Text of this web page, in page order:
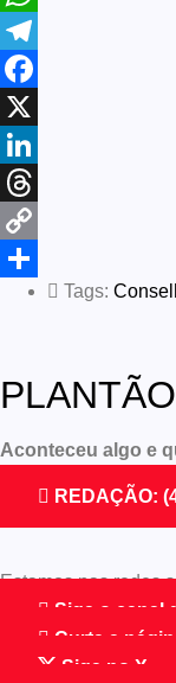
WhatsApp
Telegram
Facebook
X
LinkedIn
Threads
Copy
Link
Share Tags:
Aconteceu algo e
REDAÇÃO:
Estamos nas redes
Siga o canal
Curta a
Siga no X